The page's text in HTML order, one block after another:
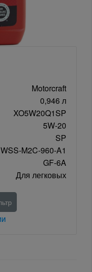
Motorcraft
0,946 л
XO5W20Q1SP
5W-20
SP
WSS-M2C-960-A1
GF-6A
Для легковых